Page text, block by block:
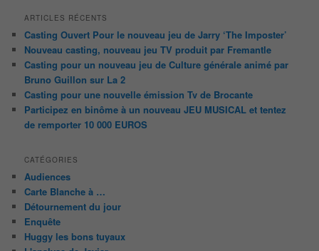
ARTICLES RÉCENTS
Casting Ouvert Pour le nouveau jeu de Jarry ‘The Imposter’
Nouveau casting, nouveau jeu TV produit par Fremantle
Casting pour un nouveau jeu de Culture générale animé par
Bruno Guillon sur La 2
Casting pour une nouvelle émission Tv de Brocante
Participez en binôme à un nouveau JEU MUSICAL et tentez
de remporter 10 000 EUROS
CATÉGORIES
Audiences
Carte Blanche à …
Détournement du jour
Enquête
Huggy les bons tuyaux